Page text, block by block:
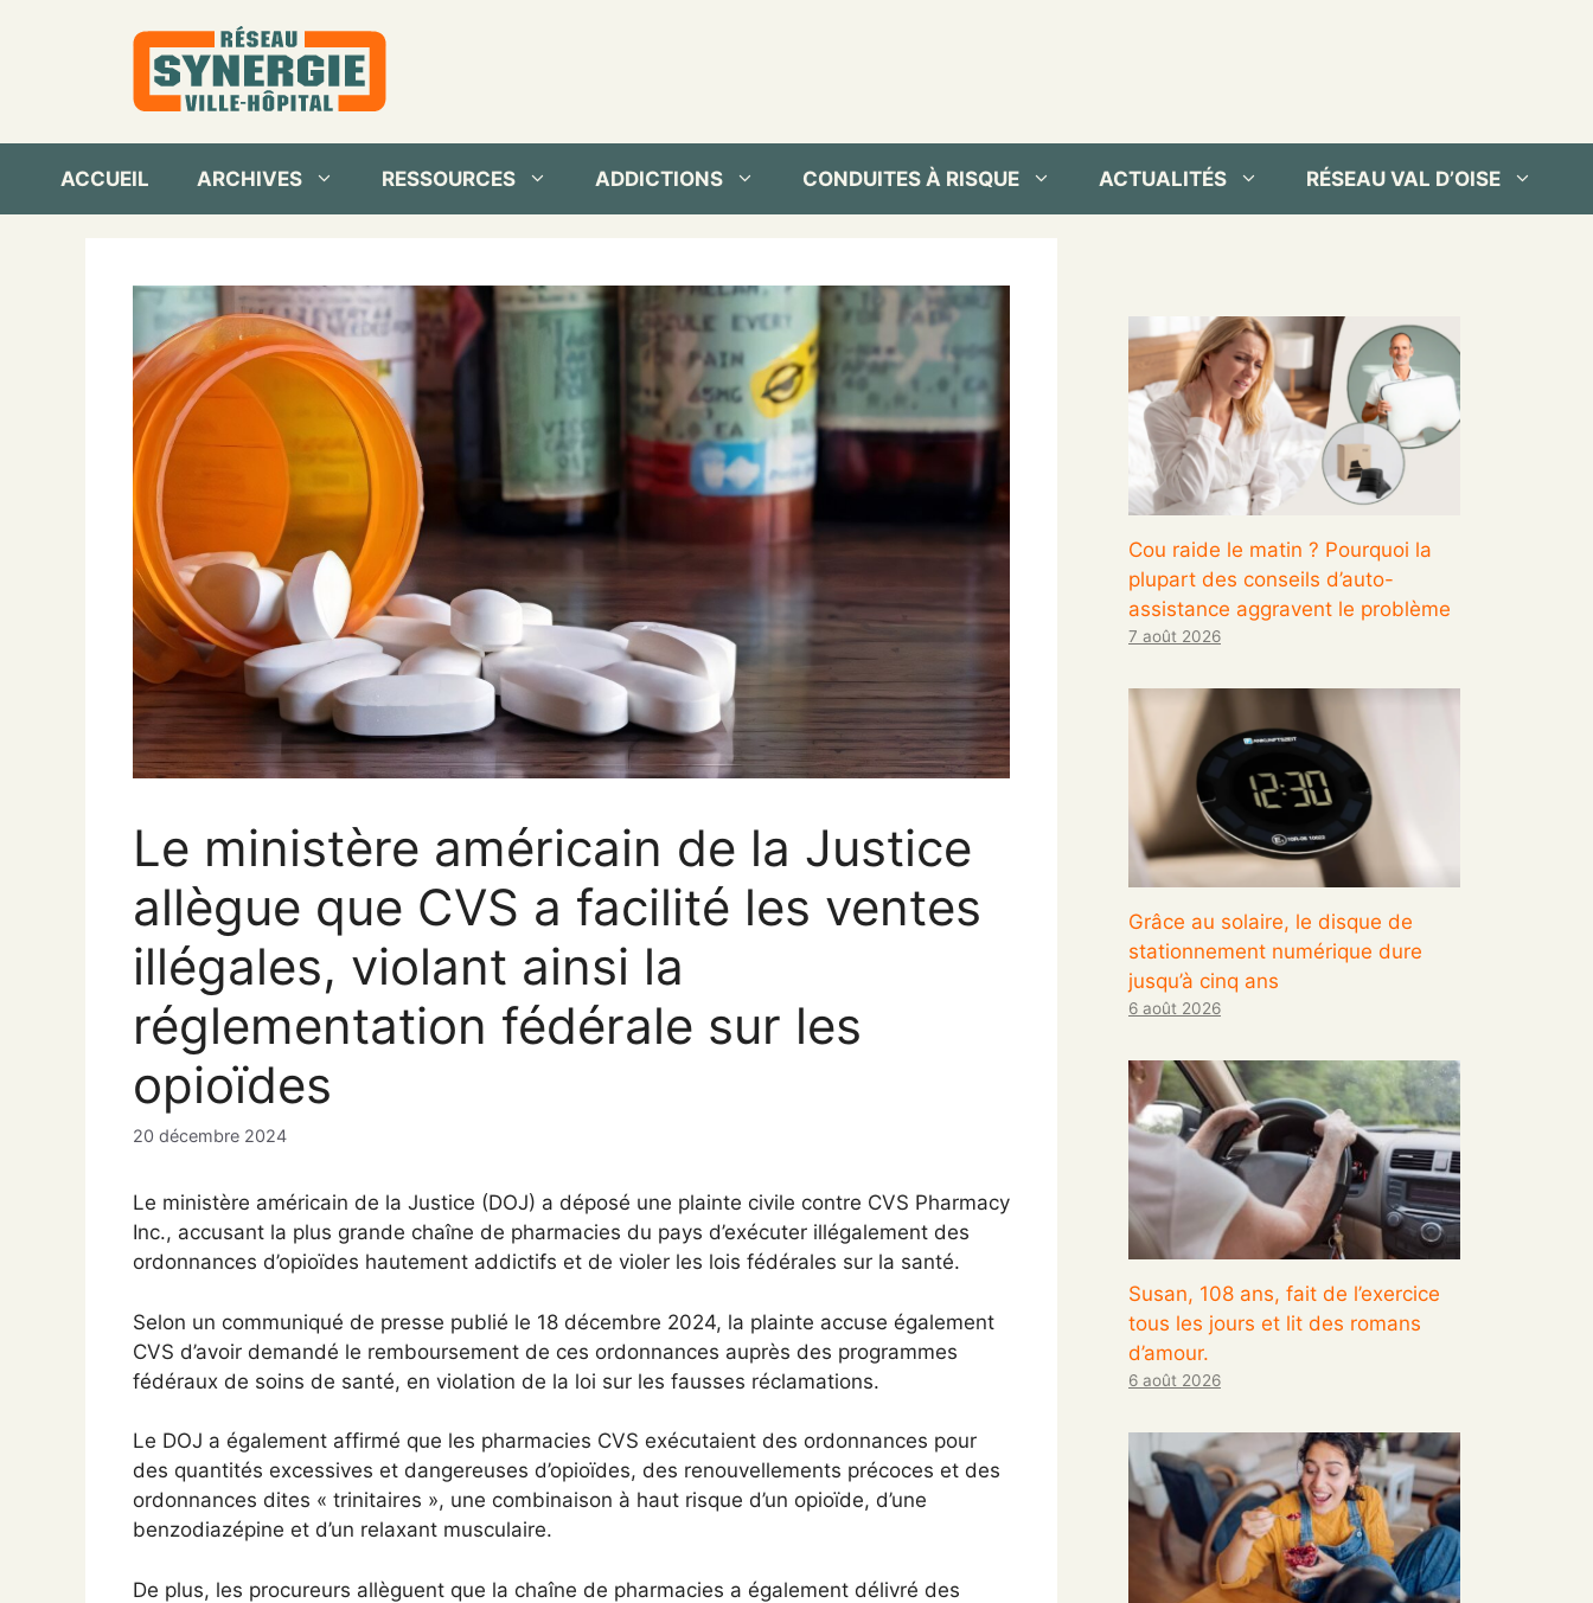
ACCUEIL ARCHIVES RESSOURCES ADDICTIONS CONDUITES À RISQUE ACTUALITÉS RÉSEAU VAL D’OISE
Le ministère américain de la Justice
allègue que CVS a facilité les ventes
illégales, violant ainsi la
réglementation fédérale sur les
opioïdes
20 décembre 2024
Le ministère américain de la Justice (DOJ) a déposé une plainte civile contre CVS Pharmacy
Inc., accusant la plus grande chaîne de pharmacies du pays d’exécuter illégalement des
ordonnances d’opioïdes hautement addictifs et de violer les lois fédérales sur la santé.
Selon un communiqué de presse publié le 18 décembre 2024, la plainte accuse également
CVS d’avoir demandé le remboursement de ces ordonnances auprès des programmes
fédéraux de soins de santé, en violation de la loi sur les fausses réclamations.
Le DOJ a également affirmé que les pharmacies CVS exécutaient des ordonnances pour
des quantités excessives et dangereuses d’opioïdes, des renouvellements précoces et des
ordonnances dites « trinitaires », une combinaison à haut risque d’un opioïde, d’une
benzodiazépine et d’un relaxant musculaire.
De plus, les procureurs allèguent que la chaîne de pharmacies a également délivré des
Cou raide le matin ? Pourquoi la
plupart des conseils d’auto-
assistance aggravent le problème
7 août 2026
Grâce au solaire, le disque de
stationnement numérique dure
jusqu’à cinq ans
6 août 2026
Susan, 108 ans, fait de l’exercice
tous les jours et lit des romans
d’amour.
6 août 2026